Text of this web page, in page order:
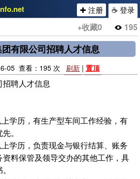
☕ 登录
✚ 注册
+收藏0 195
有限公司招聘人才信息
05 查看：195 次 刷新 | 置顶
聘人才信息
学历，有生产型车间工作经验，有
。
学历，负责现金与银行结算、账务
料保管及领导交办的其他工作，具